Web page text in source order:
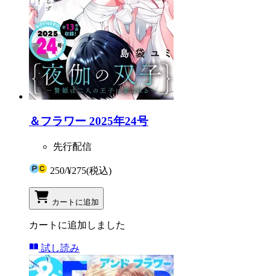
＆フラワー 2025年24号
先行配信
250/¥275(税込)
カートに追加
カートに追加しました
試し読み